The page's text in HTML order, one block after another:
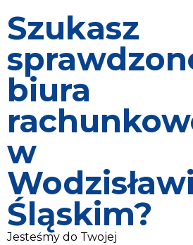
Szukasz
biura
w
Śląskim?
Jesteśmy do Twojej